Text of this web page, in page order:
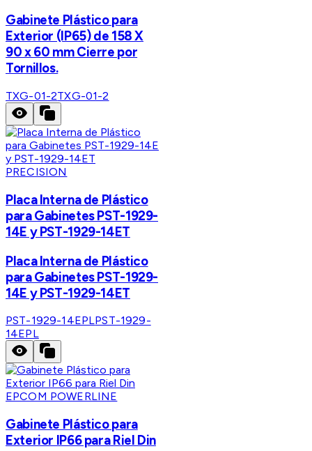
Gabinete Plástico para
Exterior (IP65) de 158 X
90 x 60 mm Cierre por
Tornillos.
TXG-01-2TXG-01-2
PRECISION
Placa Interna de Plástico
para Gabinetes PST-1929-
14E y PST-1929-14ET
Placa Interna de Plástico
para Gabinetes PST-1929-
14E y PST-1929-14ET
PST-1929-14EPLPST-1929-
14EPL
EPCOM POWERLINE
Gabinete Plástico para
Exterior IP66 para Riel Din